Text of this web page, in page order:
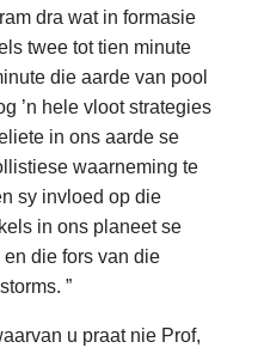
dra wat in formasie
twee tot tien minute
die aarde van pool
’n hele vloot strategies
in ons aarde se
waarneming te
sy invloed op die
in ons planeet se
die fors van die
”
u praat nie Prof,